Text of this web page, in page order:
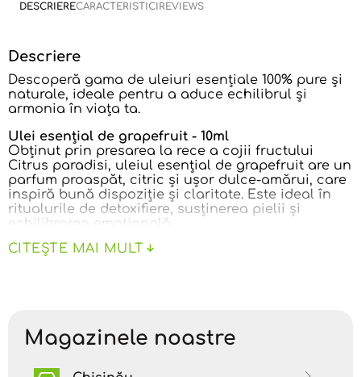
DESCRIERECARACTERISTICIREVIEWS
Descriere
Descoperă gama de uleiuri esențiale 100% pure și
naturale, ideale pentru a aduce echilibrul și
armonia în viața ta.
Ulei esențial de grapefruit - 10ml
Obținut prin presarea la rece a cojii fructului
Citrus paradisi, uleiul esențial de grapefruit are un
parfum proaspăt, citric și ușor dulce-amărui, care
inspiră bună dispoziție și claritate. Este ideal în
ritualurile de detoxifiere, susținerea pielii și
echilibrarea emoțională.
Beneficii și Proprietăți:
Detoxifiant și drenaj limfatic- sprijină eliminarea
toxinelor și este adesea folosit în masajele
CITEȘTE MAI MULT
Magazinele noastre